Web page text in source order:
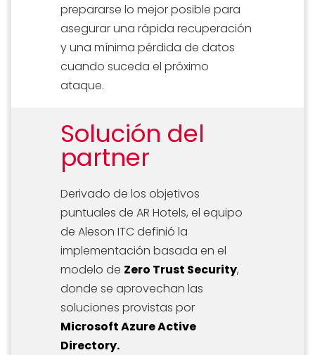
prepararse lo mejor posible para
asegurar una rápida recuperación
y una mínima pérdida de datos
cuando suceda el próximo
ataque.
Solución del
partner
Derivado de los objetivos
puntuales de AR Hotels, el equipo
de Aleson ITC definió la
implementación basada en el
modelo de Zero Trust Security,
donde se aprovechan las
soluciones provistas por
Microsoft Azure Active
Directory.